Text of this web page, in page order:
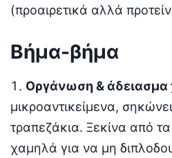
(προαιρετικά αλλά
Βήμα-βήμα
Οργάνωση & άδειασμα
μικροαντικείμενα,
τραπεζάκια. Ξεκίνα από
χαμηλά για να μη